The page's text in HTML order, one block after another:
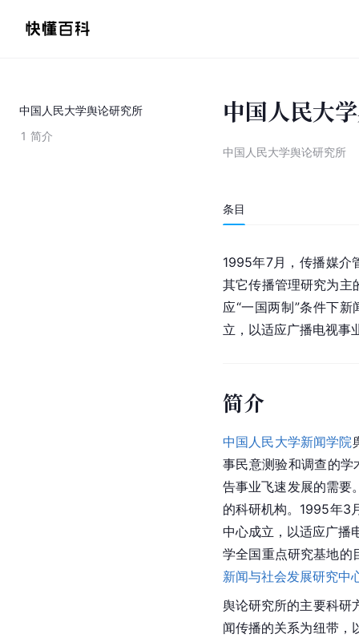
中国人民大学舆论研究所
1 简介
中国人民大
中国人民大学舆论研究所
条目
1995年7月，传播媒介
其它传播管理研究为主
应“一国两制”条件下
立，以适应广播电视事
简介
中国人民大学新闻学院
事民意测验和调查的
告事业飞速发展的需要
的科研机构。1995年3
中心成立，以适应广播
学全国重点研究基地的
新闻与社会发展研究中
舆论研究所的主要科研
闻传播的关系为纽带，